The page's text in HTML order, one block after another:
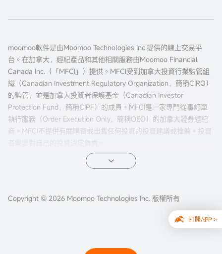
打開APP >
moomoo軟件是由Moomoo Technologies Inc.提供的線上交易平
台。在加拿大，經紀產品和其他相關服務由Moomoo Financial
Canada Inc.（「MFCI」）提供。MFCI受到加拿大投資行業監管組
織（Canadian Investment Regulatory Organization，簡稱CIRO）
的監管，並是加拿大投資者保護基金（Canadian Investor
Protection Fund，簡稱CIPF）的成員。MFCI是一家專門從事訂單
執行服務（Order Execution Only，簡稱OEO）的加拿大證券經紀
商。MFCI不提供有關購買或出售任何投資的投資建議或推薦。投資
所有投資都涉及風險，包括可能的本金損失。過往的證券、市場或
因素而異。市場波動、交易量和系統可用性可能會延遲賬戶訪問和
攬。本網站所有信息及數據僅供參考，歷史數據不應作為判斷未來
Copyright © 2026 Moomoo Technologies Inc. 版權所有